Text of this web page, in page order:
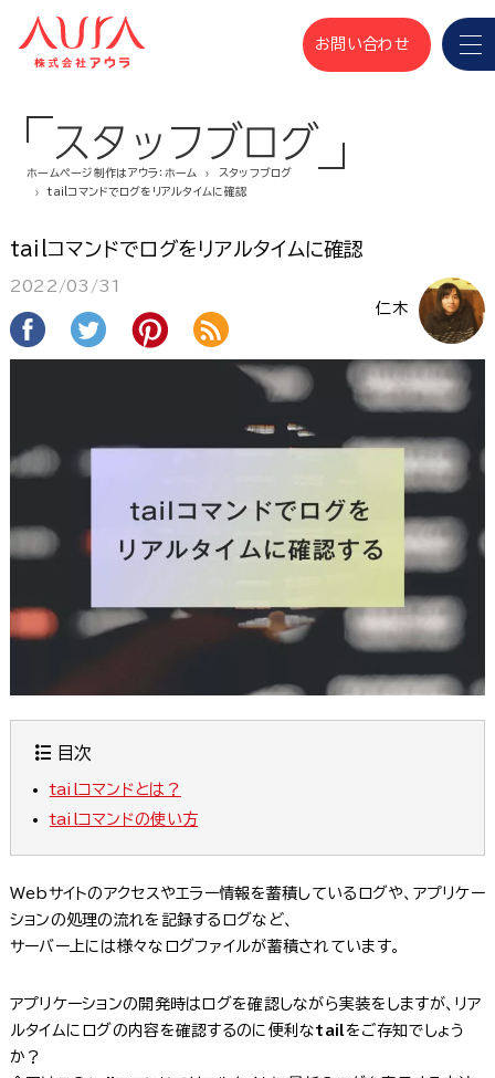
お問い合わせ
スタッフブログ
ホームページ制作はアウラ：ホーム
スタッフブログ
tailコマンドでログをリアルタイムに確認
tailコマンドでログをリアルタイムに確認
仁木
2022/03/31
目次
tailコマンドとは？
tailコマンドの使い方
Webサイトのアクセスやエラー情報を蓄積しているログや、アプリケー
ションの処理の流れを記録するログなど、
サーバー上には様々なログファイルが蓄積されています。
アプリケーションの開発時はログを確認しながら実装をしますが、リア
ルタイムにログの内容を確認するのに便利なtailをご存知でしょう
か？